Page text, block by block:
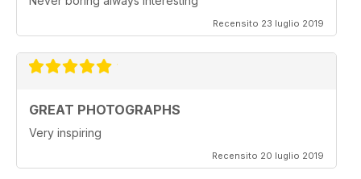
Recensito 23 luglio 2019
GREAT PHOTOGRAPHS
Very inspiring
Recensito 20 luglio 2019